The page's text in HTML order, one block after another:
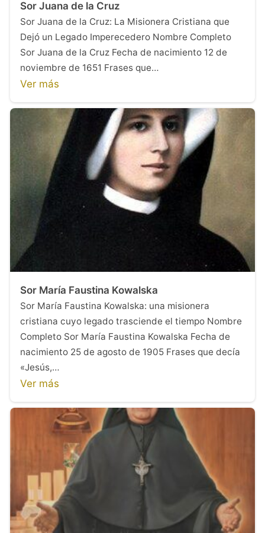
Sor Juana de la Cruz
Sor Juana de la Cruz: La Misionera Cristiana que
Dejó un Legado Imperecedero Nombre Completo
Sor Juana de la Cruz Fecha de nacimiento 12 de
noviembre de 1651 Frases que…
Ver más
Sor María Faustina Kowalska
Sor María Faustina Kowalska: una misionera
cristiana cuyo legado trasciende el tiempo Nombre
Completo Sor María Faustina Kowalska Fecha de
nacimiento 25 de agosto de 1905 Frases que decía
«Jesús,…
Ver más